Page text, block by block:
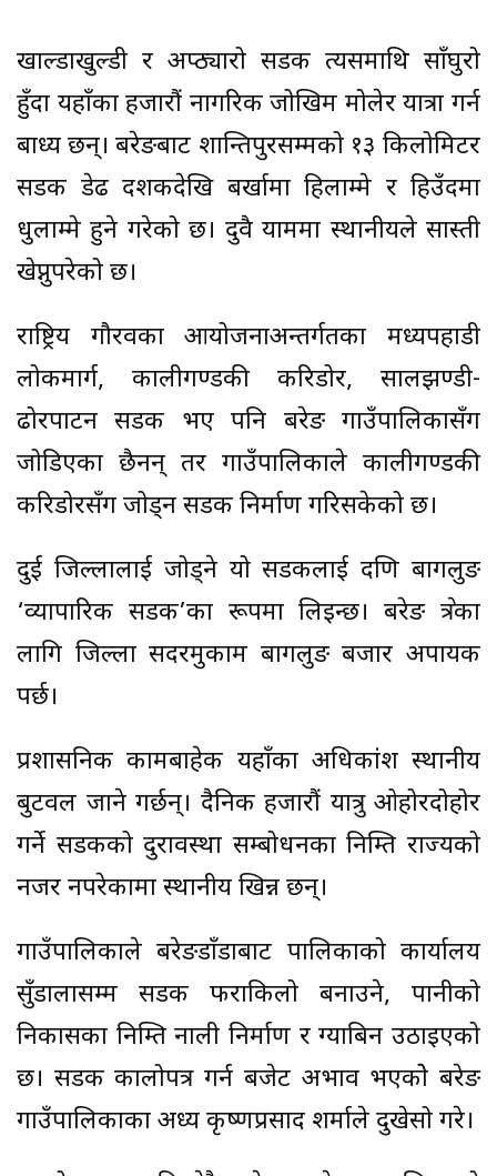
खाल्डाखुल्डी र अप्ठ्यारो सडक त्यसमाथि साँघुरो
हुँदा यहाँका हजारौं नागरिक जोखिम मोलेर यात्रा गर्न
बाध्य छन्। बरेङबाट शान्तिपुरसम्मको १३ किलोमिटर
सडक डेढ दशकदेखि बर्खामा हिलाम्मे र हिउँदमा
धुलाम्मे हुने गरेको छ। दुवै याममा स्थानीयले सास्ती
खेप्नुपरेको छ।
राष्ट्रिय गौरवका आयोजनाअन्तर्गतका मध्यपहाडी
लोकमार्ग, कालीगण्डकी करिडोर, सालझण्डी-
ढोरपाटन सडक भए पनि बरेङ गाउँपालिकासँग
जोडिएका छैनन् तर गाउँपालिकाले कालीगण्डकी
करिडोरसँग जोड्न सडक निर्माण गरिसकेको छ।
दुई जिल्लालाई जोड्ने यो सडकलाई दक्षिण बागलुङ
‘व्यापारिक सडक’का रूपमा लिइन्छ। बरेङ क्षेत्रका
लागि जिल्ला सदरमुकाम बागलुङ बजार अपायक
पर्छ।
प्रशासनिक कामबाहेक यहाँका अधिकांश स्थानीय
बुटवल जाने गर्छन्। दैनिक हजारौं यात्रु ओहोरदोहोर
गर्ने सडकको दुरावस्था सम्बोधनका निम्ति राज्यको
नजर नपरेकामा स्थानीय खिन्न छन्।
गाउँपालिकाले बरेङडाँडाबाट पालिकाको कार्यालय
सुँडालासम्म सडक फराकिलो बनाउने, पानीको
निकासका निम्ति नाली निर्माण र ग्याबिन उठाइएको
छ। सडक कालोपत्र गर्न बजेट अभाव भएकोे बरेङ
गाउँपालिकाका अध्यक्ष कृष्णप्रसाद शर्माले दुखेसो गरे।